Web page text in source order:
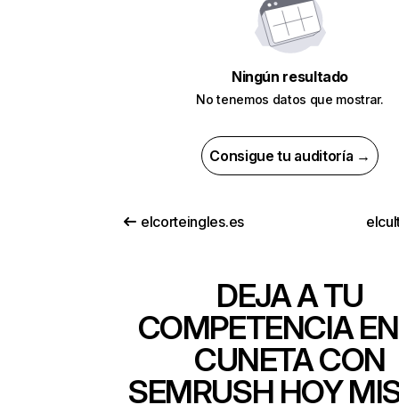
Ningún resultado
No tenemos datos que mostrar.
Consigue tu auditoría →
elcorteingles.es
DEJA A TU
COMPETENCIA
CUNETA CON
SEMRUSH HOY